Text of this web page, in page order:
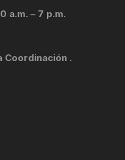
a.m. – 7 p.m.
Coordinación .